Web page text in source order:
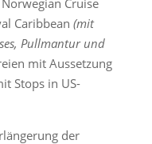
Cruise
Caribbean (mit
Pullmantur und
mit Aussetzung
Stops in US-
der